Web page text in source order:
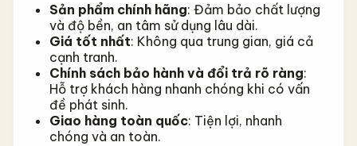
Sản phẩm chính hãng: Đảm bảo chất lượng
và độ bền, an tâm sử dụng lâu dài.
Giá tốt nhất: Không qua trung gian, giá cả
cạnh tranh.
Chính sách bảo hành và đổi trả rõ ràng:
Hỗ trợ khách hàng nhanh chóng khi có vấn
đề phát sinh.
Giao hàng toàn quốc: Tiện lợi, nhanh
chóng và an toàn.